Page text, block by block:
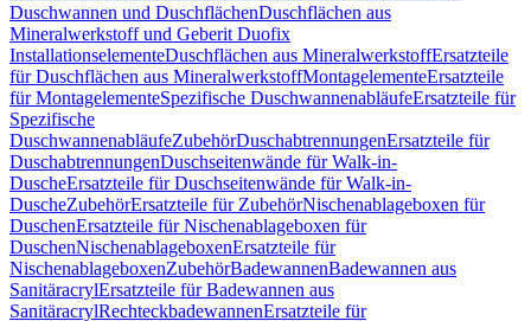
Duschwannen und DuschflächenDuschflächen aus
Mineralwerkstoff und Geberit Duofix
InstallationselementeDuschflächen aus MineralwerkstoffErsatzteile
für Duschflächen aus MineralwerkstoffMontagelementeErsatzteile
für MontagelementeSpezifische DuschwannenabläufeErsatzteile für
Spezifische
DuschwannenabläufeZubehörDuschabtrennungenErsatzteile für
DuschabtrennungenDuschseitenwände für Walk-in-
DuscheErsatzteile für Duschseitenwände für Walk-in-
DuscheZubehörErsatzteile für ZubehörNischenablageboxen für
DuschenErsatzteile für Nischenablageboxen für
DuschenNischenablageboxenErsatzteile für
NischenablageboxenZubehörBadewannenBadewannen aus
SanitäracrylErsatzteile für Badewannen aus
SanitäracrylRechteckbadewannenErsatzteile für